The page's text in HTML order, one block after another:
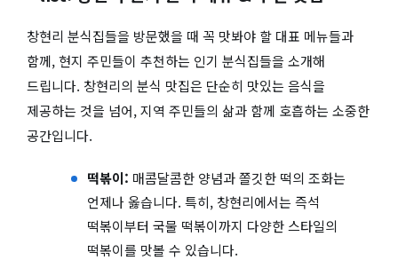
창현리 분식집들을 방문했을 때 꼭 맛봐야 할 대표 메뉴들과
함께, 현지 주민들이 추천하는 인기 분식집들을 소개해
드립니다. 창현리의 분식 맛집은 단순히 맛있는 음식을
제공하는 것을 넘어, 지역 주민들의 삶과 함께 호흡하는 소중한
공간입니다.
떡볶이: 매콤달콤한 양념과 쫄깃한 떡의 조화는
언제나 옳습니다. 특히, 창현리에서는 즉석
떡볶이부터 국물 떡볶이까지 다양한 스타일의
떡볶이를 맛볼 수 있습니다.